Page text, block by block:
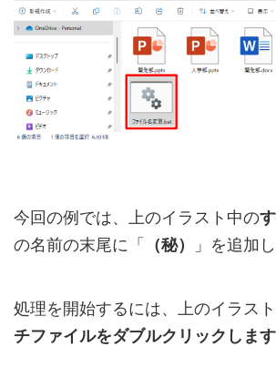
今回の例では、上のイラスト中の
の名前の末尾に「 （秘） 」を追加
処理を開始するには、上のイラス
チファイルをダブルクリックします